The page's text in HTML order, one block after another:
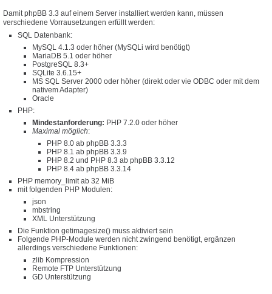
Damit phpBB 3.3 auf einem Server installiert werden kann, müssen
verschiedene Vorrausetzungen erfüllt werden:
SQL Datenbank:
MySQL 4.1.3 oder höher (MySQLi wird benötigt)
MariaDB 5.1 oder höher
PostgreSQL 8.3+
SQLite 3.6.15+
MS SQL Server 2000 oder höher (direkt oder vie ODBC oder mit dem
nativem Adapter)
Oracle
PHP:
Mindestanforderung: PHP 7.2.0 oder höher
Maximal möglich:
PHP 8.0 ab phpBB 3.3.3
PHP 8.1 ab phpBB 3.3.9
PHP 8.2 und PHP 8.3 ab phpBB 3.3.12
PHP 8.4 ab phpBB 3.3.14
PHP memory_limit ab 32 MiB
mit folgenden PHP Modulen:
json
mbstring
XML Unterstützung
Die Funktion getimagesize() muss aktiviert sein
Folgende PHP-Module werden nicht zwingend benötigt, ergänzen
allerdings verschiedene Funktionen:
zlib Kompression
Remote FTP Unterstützung
GD Unterstützung